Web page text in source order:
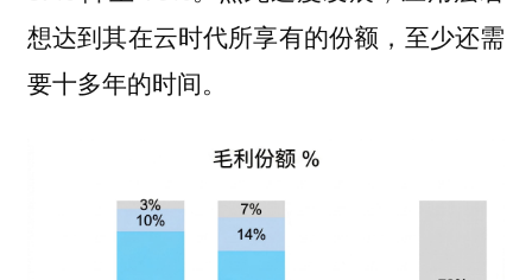
想达到其在云时代所享有的份额，至少还需
要十多年的时间。